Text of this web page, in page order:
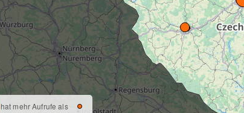
hat mehr Aufrufe als